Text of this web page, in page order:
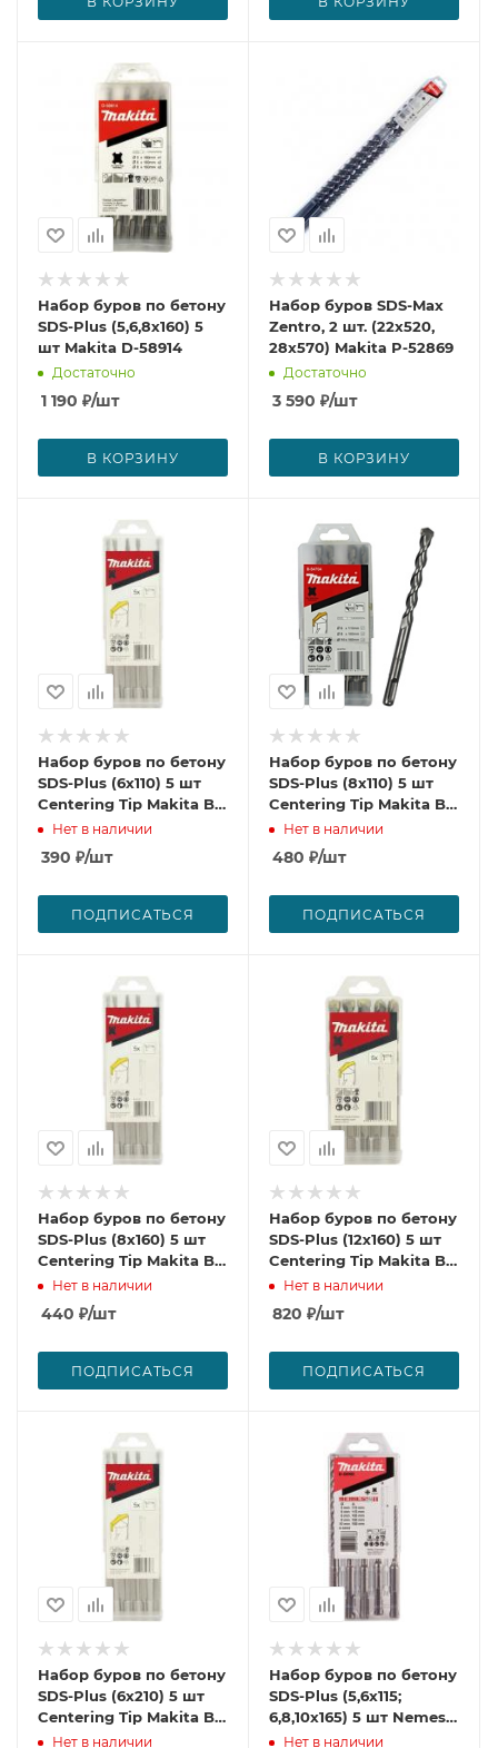
Набор буров по бетону
SDS-Plus (5,6,8х160) 5
шт Makita D-58914
Достаточно
1 190 ₽/шт
В КОРЗИНУ
Набор буров SDS-Max
Zentro, 2 шт. (22х520,
28х570) Makita P-52869
Достаточно
3 590 ₽/шт
В КОРЗИНУ
Набор буров по бетону
SDS-Plus (6х110) 5 шт
Centering Tip Makita B-
60274
Нет в наличии
390 ₽/шт
ПОДПИСАТЬСЯ
Набор буров по бетону
SDS-Plus (8х110) 5 шт
Centering Tip Makita B-
60333
Нет в наличии
480 ₽/шт
ПОДПИСАТЬСЯ
Набор буров по бетону
SDS-Plus (8х160) 5 шт
Centering Tip Makita B-
60349
Нет в наличии
440 ₽/шт
ПОДПИСАТЬСЯ
Набор буров по бетону
SDS-Plus (12х160) 5 шт
Centering Tip Makita B-
60383
Нет в наличии
820 ₽/шт
ПОДПИСАТЬСЯ
Набор буров по бетону
SDS-Plus (6х210) 5 шт
Centering Tip Makita B-
61597
Нет в наличии
Набор буров по бетону
SDS-Plus (5,6х115;
6,8,10х165) 5 шт Nemesis
II Makita B-58992
Нет в наличии